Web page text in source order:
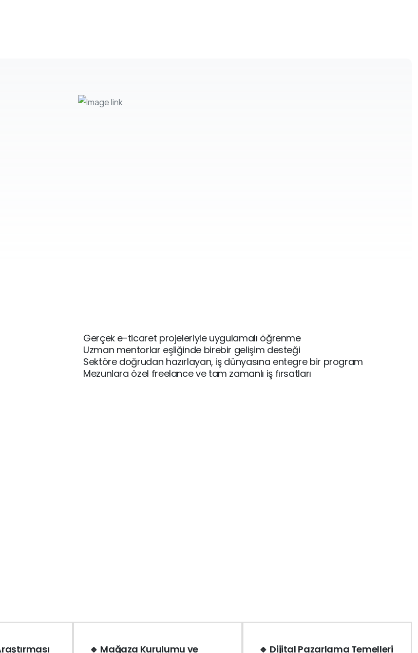
Gerçek e-ticaret projeleriyle uygulamalı öğrenme
Uzman mentorlar eşliğinde birebir gelişim desteği
Sektöre doğrudan hazırlayan, iş dünyasına entegre bir program
Mezunlara özel freelance ve tam zamanlı iş fırsatları
🔹 Mağaza Kurulumu ve
🔹 Dijital Pazarlama Temelleri